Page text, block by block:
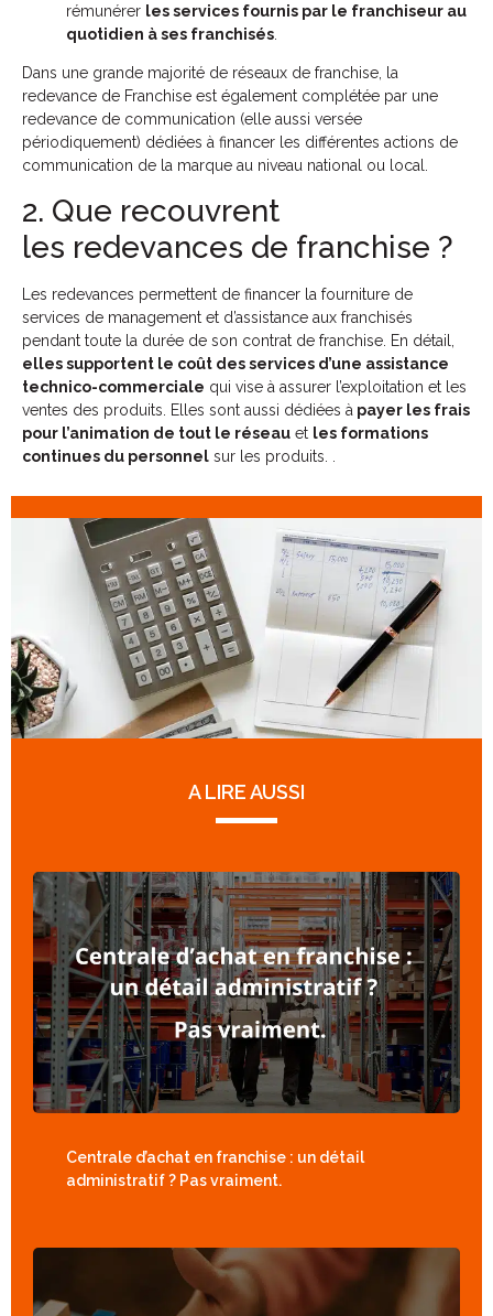
rémunérer les services fournis par le franchiseur au
quotidien à ses franchisés
Dans une grande majorité de réseaux de franchise, la
redevance de Franchise est également complétée par une
redevance de communication (elle aussi versée
périodiquement) dédiées à financer les différentes actions de
communication de la marque au niveau national ou local.
2. Que recouvrent
les redevances de franchise ?
Les redevances permettent de financer la fourniture de
services de management et d’assistance aux franchisés
pendant toute la durée de son contrat de franchise. En détail,
elles supportent le coût des services d’une assistance
technico-commerciale qui vise à assurer l’exploitation et les
ventes des produits. Elles sont aussi dédiées à payer les frais
pour l’animation de tout le réseau et les formations
continues du personnel sur les produits. .
A LIRE AUSSI
Centrale d’achat en franchise : un détail
administratif ? Pas vraiment.